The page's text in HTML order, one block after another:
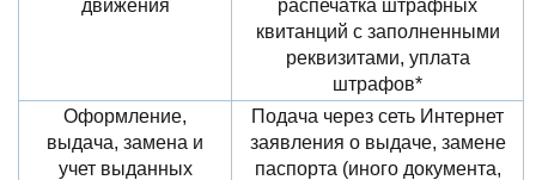
движения
распечатка штрафных
квитанций с заполненными
реквизитами, уплата
штрафов*
Оформление,
выдача, замена и
учет выданных
Подача через сеть Интернет
заявления о выдаче, замене
паспорта (иного документа,